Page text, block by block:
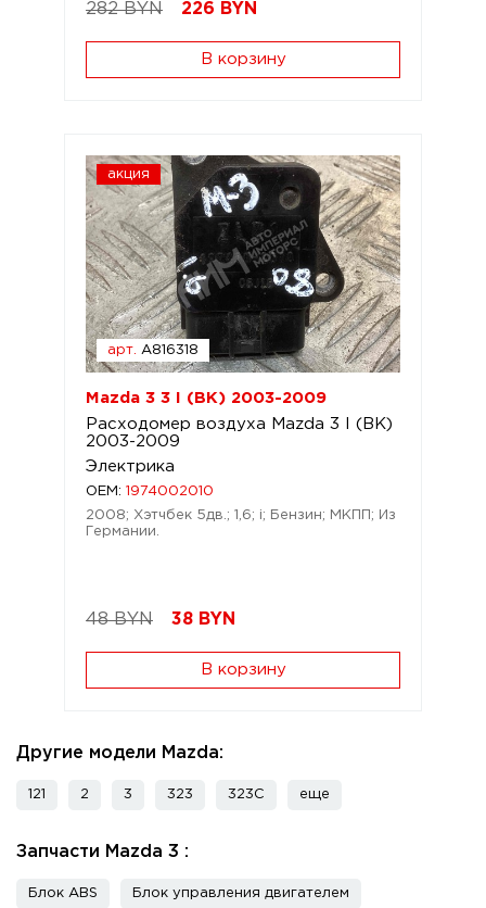
282 BYN 226 BYN
В корзину
акция
арт. A816318
Mazda 3 3 I (BK) 2003-2009
Расходомер воздуха Mazda 3 I (BK)
2003-2009
Электрика
OEM: 1974002010
2008; Хэтчбек 5дв.; 1,6; i; Бензин; МКПП; Из
Германии.
48 BYN 38 BYN
В корзину
Другие модели Mazda:
121 2 3 323 323C еще
Запчасти Mazda 3 :
Блок ABS Блок управления двигателем